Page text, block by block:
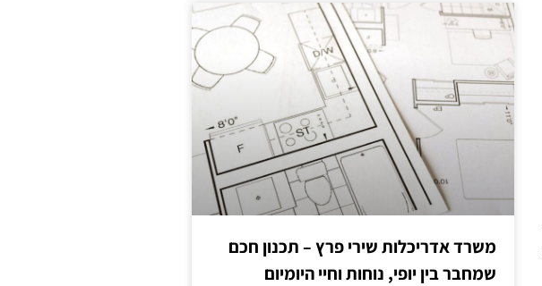
משרד אדריכלות שירי פרץ – תכנון חכם
שמחבר בין יופי, נוחות וחיי היומיום